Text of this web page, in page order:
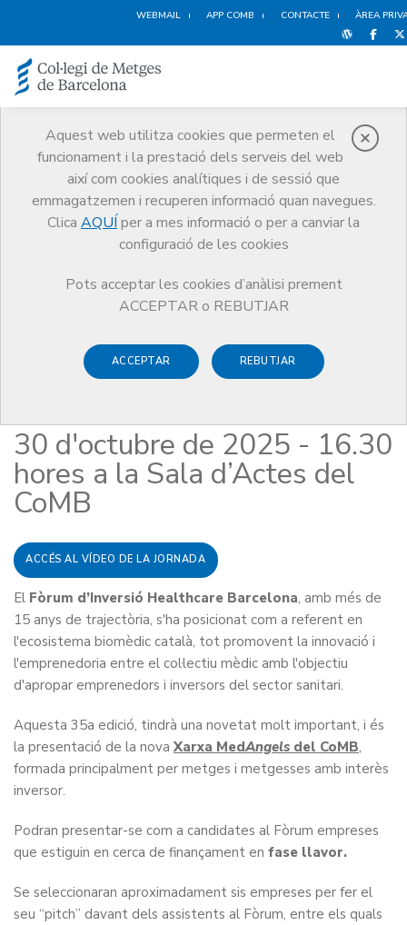
WEBMAIL APP COMB CONTACTE ÀREA
Aquest web utilitza cookies que permeten el
funcionament i la prestació dels serveis del web
així com cookies analítiques i de sessió que
emmagatzemen i recuperen informació quan navegues.
Clica AQUÍ per a mes informació o per a canviar la
configuració de les cookies
Pots acceptar les cookies d’anàlisi prement
ACCEPTAR o REBUTJAR
ACCEPTAR REBUTJAR
Innovació i
emprenedoria
Serveis Exercici Innovació i emprenedoria
Healthcare Barcelona (edició
30 d'octubre de 2025 - 16.30
hores a la Sala d’Actes del
CoMB
ACCÉS AL VÍDEO DE LA JORNADA
El Fòrum d’Inversió Healthcare Barcelona, amb més de
15 anys de trajectòria, s'ha posicionat com a referent en
l'ecosistema biomèdic català, tot promovent la innovació i
l'emprenedoria entre el col·lectiu mèdic amb l'objectiu
d'apropar emprenedors i inversors del sector sanitari.
Aquesta 35a edició, tindrà una novetat molt important, i és
la presentació de la nova Xarxa MedAngels del CoMB,
formada principalment per metges i metgesses amb interès
inversor.
Podran presentar-se com a candidates al Fòrum empreses
que estiguin en cerca de finançament en fase llavor.
Se seleccionaran aproximadament sis empreses per fer el
seu “pitch” davant dels assistents al Fòrum, entre els quals